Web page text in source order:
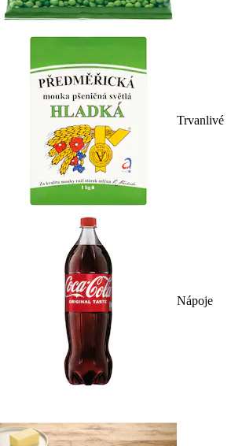
Trvanlivé
Nápoje